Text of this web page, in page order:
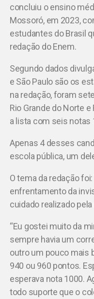
concluiu o ensino
Mossoró, em 2023,
estudantes do Brasil
redação do Enem.
Segundo dados
e São Paulo são os
na redação, foram
Rio Grande do Norte
a lista com seis notas
Apenas 4 desses
escola pública, um
O tema da redação
enfrentamento da
cuidado realizado
“Eu gostei muito da
sempre havia um
outro um pouco mais
940 ou 960 pontos.
esperava nota 1000.
todo suporte que o